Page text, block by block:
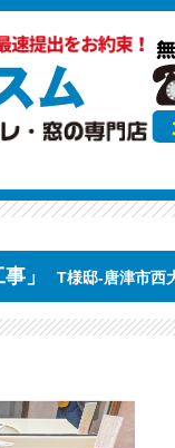
」 T様邸-唐津市西